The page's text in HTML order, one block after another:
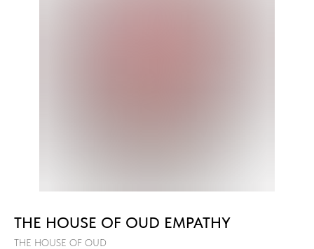
THE HOUSE OF OUD EMPATHY
THE HOUSE OF OUD